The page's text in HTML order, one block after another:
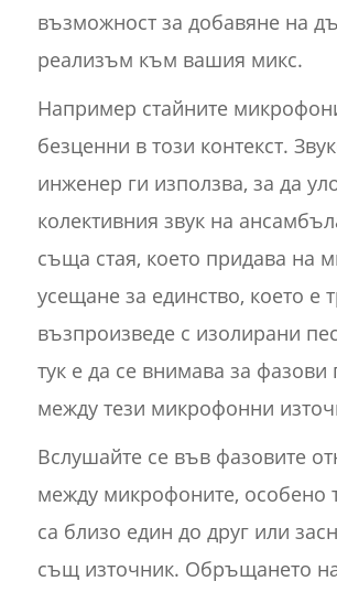
възможност за добавяне на
реализъм към вашия микс.
Например стайните
безценни в този контекст.
инженер ги използва, за да
колективния звук на
съща стая, което придава на
усещане за единство, което е
възпроизведе с изолирани
тук е да се внимава за
между тези микрофонни
Вслушайте се във фазовите
между микрофоните, особено
са близо един до друг или
същ източник. Обръщането